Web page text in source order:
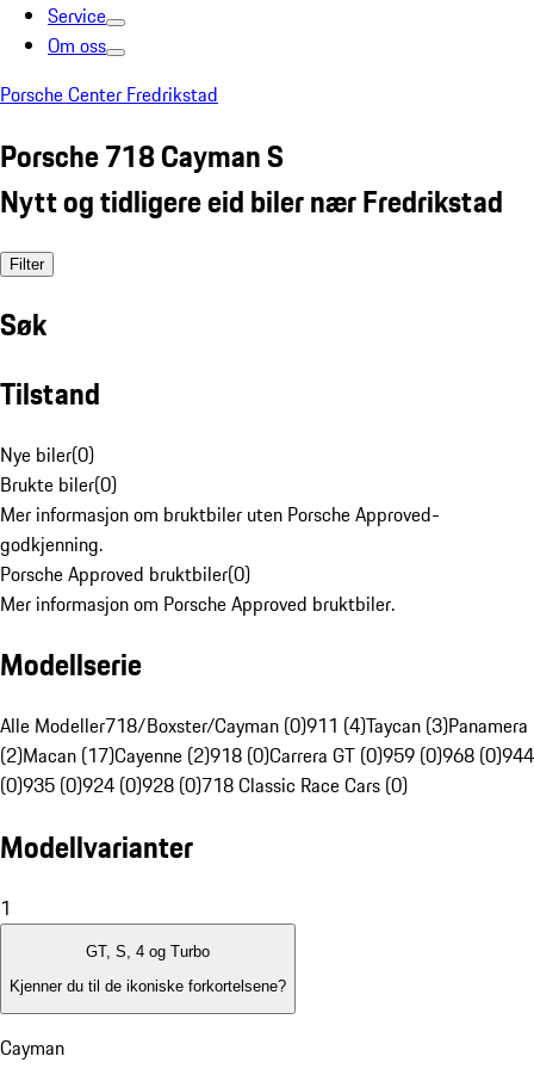
Service
Om oss
Porsche Center Fredrikstad
Porsche 718 Cayman S
Nytt og tidligere eid biler nær Fredrikstad
Filter
Søk
Tilstand
Nye biler(0)
Brukte biler(0)
Mer informasjon om bruktbiler uten Porsche Approved-
godkjenning.
Porsche Approved bruktbiler(0)
Mer informasjon om Porsche Approved bruktbiler.
Modellserie
Alle Modeller718/Boxster/Cayman (0)911 (4)Taycan (3)Panamera
(2)Macan (17)Cayenne (2)918 (0)Carrera GT (0)959 (0)968 (0)944
(0)935 (0)924 (0)928 (0)718 Classic Race Cars (0)
Modellvarianter
1
GT, S, 4 og Turbo
Kjenner du til de ikoniske forkortelsene?
Cayman